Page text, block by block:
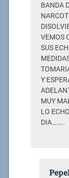
BANDA
VEMOS
SUS
Y
MUY
LO
DIA……..